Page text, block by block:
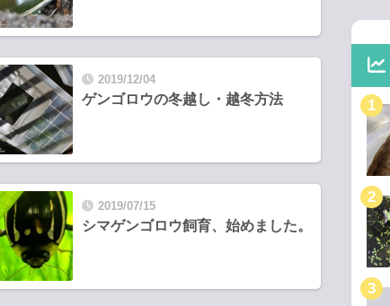
2019/12/04
ゲンゴロウの冬越し・越冬方法
2019/07/15
シマゲンゴロウ飼育、始めました。